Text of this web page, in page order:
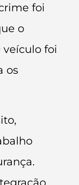
foi
o
veículo foi
os